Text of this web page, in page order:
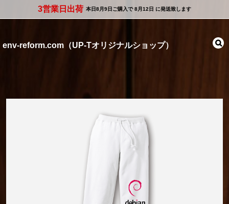
3営業日出荷 本日8月9日 ご購入で8月12日 に発送致します
env-reform.com（UP-Tオリジナルショップ）